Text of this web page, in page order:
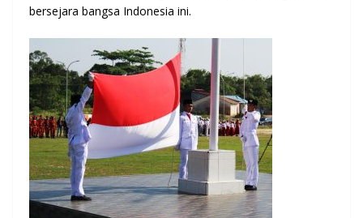
bersejara bangsa Indonesia ini.